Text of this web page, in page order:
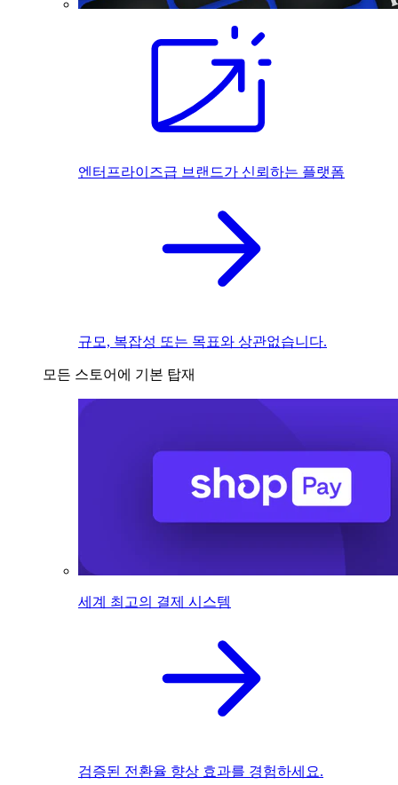
엔터프라이즈급 브랜드가 신뢰하는 플랫폼
규모, 복잡성 또는 목표와 상관없습니다.
모든 스토어에 기본 탑재
세계 최고의 결제 시스템
검증된 전환율 향상 효과를 경험하세요.